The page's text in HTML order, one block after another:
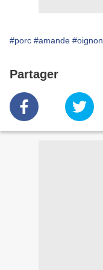
#porc #amande #oignon
Partager